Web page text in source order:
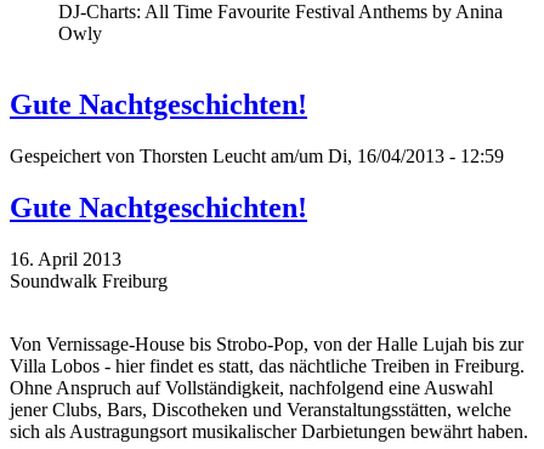
DJ-Charts: All Time Favourite Festival Anthems by Anina
Owly
Gute Nachtgeschichten!
Gespeichert von Thorsten Leucht am/um Di, 16/04/2013 - 12:59
Gute Nachtgeschichten!
16. April 2013
Soundwalk Freiburg
Von Vernissage-House bis Strobo-Pop, von der Halle Lujah bis zur
Villa Lobos - hier findet es statt, das nächtliche Treiben in Freiburg.
Ohne Anspruch auf Vollständigkeit, nachfolgend eine Auswahl
jener Clubs, Bars, Discotheken und Veranstaltungsstätten, welche
sich als Austragungsort musikalischer Darbietungen bewährt haben.